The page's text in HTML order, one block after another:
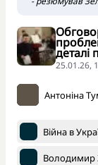
деталі
25.01.26,
Антоніна
Війна в
Володимир